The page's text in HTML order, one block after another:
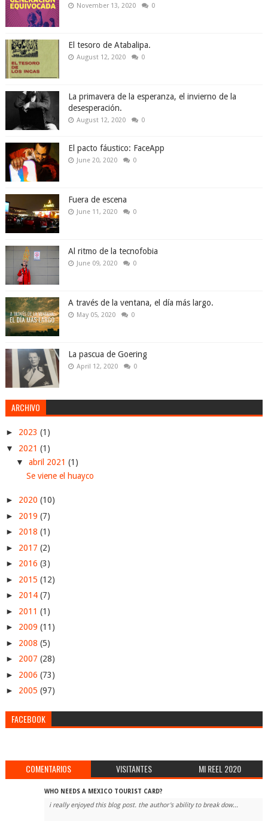
November 13, 2020 0
El tesoro de Atabalipa.
August 12, 2020 0
La primavera de la esperanza, el invierno de la
desesperación.
August 12, 2020 0
El pacto fáustico: FaceApp
June 20, 2020 0
Fuera de escena
June 11, 2020 0
Al ritmo de la tecnofobia
June 09, 2020 0
A través de la ventana, el día más largo.
May 05, 2020 0
La pascua de Goering
April 12, 2020 0
ARCHIVO
► 2023 (1)
▼ 2021 (1)
▼ abril 2021 (1)
Se viene el huayco
► 2020 (10)
► 2019 (7)
► 2018 (1)
► 2017 (2)
► 2016 (3)
► 2015 (12)
► 2014 (7)
► 2011 (1)
► 2009 (11)
► 2008 (5)
► 2007 (28)
► 2006 (73)
► 2005 (97)
FACEBOOK
COMENTARIOS VISITANTES MI REEL 2020
WHO NEEDS A MEXICO TOURIST CARD?
i really enjoyed this blog post. the author's ability to break dow...